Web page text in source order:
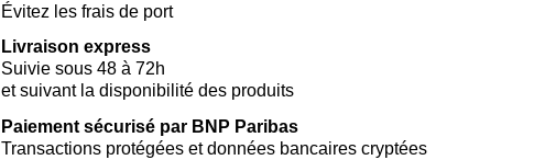
Évitez les frais de port
Livraison express
Suivie sous 48 à 72h
et suivant la disponibilité des produits
Paiement sécurisé par BNP Paribas
Transactions protégées et données bancaires cryptées